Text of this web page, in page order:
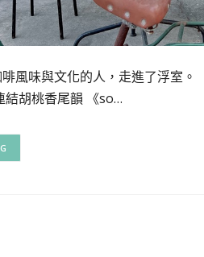
風味與文化的人，走進了浮室
結胡桃香尾韻 《so…